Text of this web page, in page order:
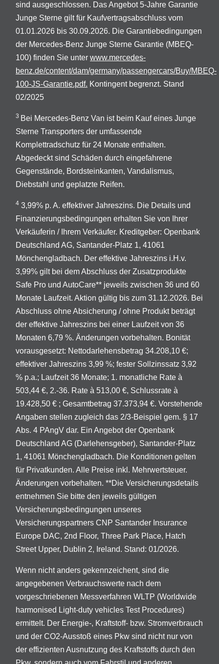
sind ausgeschlossen. Das Angebot 5-Jahre Garantie
Junge Sterne gilt für Kaufvertragsabschluss vom
01.01.2026 bis 30.09.2026. Die Garantiebedingungen
der Mercedes-Benz Junge Sterne Garantie (MBEQ-
100) finden Sie unter www.mercedes-
benz.de/content/dam/germany/passengercars/Buy/MBEQ-
100-JS-Garantie.pdf. Kontingent begrenzt. Stand
02/2025
3 Bei Mercedes-Benz Van ist beim Kauf eines Junge
Sterne Transporters der umfassende
Komplettradschutz für 24 Monate enthalten.
Abgedeckt sind Schäden durch eingefahrene
Gegenstände, Bordsteinkanten, Vandalismus,
Diebstahl und geplatzte Reifen.
4 3,99% p. A. effektiver Jahreszins. Die Details und
Finanzierungsbedingungen erhalten Sie von Ihrer
Verkäuferin / Ihrem Verkäufer. Kreditgeber: Openbank
Deutschland AG, Santander-Platz 1, 41061
Mönchengladbach. Der effektive Jahreszins i.H.v.
3,99% gilt bei dem Abschluss der Zusatzprodukte
Safe Pro und AutoCare** jeweils zwischen 36 und 60
Monate Laufzeit. Aktion gültig bis zum 31.12.2026. Bei
Abschluss ohne Absicherung / ohne Produkt beträgt
der effektive Jahreszins bei einer Laufzeit von 36
Monaten 6,79 %. Änderungen vorbehalten. Bonität
vorausgesetzt: Nettodarlehensbetrag 34.208,10 €;
effektiver Jahreszins 3,99 %; fester Sollzinssatz 3,92
% p.a.; Laufzeit 36 Monate; 1. monatliche Rate à
503,44 €, 2.-36. Rate à 513,00 €, Schlussrate à
19.428,50 € ; Gesamtbetrag 37.373,94 €. Vorstehende
Angaben stellen zugleich das 2/3-Beispiel gem. § 17
Abs. 4 PAngV dar. Ein Angebot der Openbank
Deutschland AG (Darlehensgeber), Santander-Platz
1, 41061 Mönchengladbach. Die Konditionen gelten
für Privatkunden. Alle Preise inkl. Mehrwertsteuer.
Änderungen vorbehalten. **Die Versicherungsdetails
entnehmen Sie bitte den jeweils gültigen
Versicherungsbedingungen unseres
Versicherungspartners CNP Santander Insurance
Europe DAC, 2nd Floor, Three Park Place, Hatch
Street Upper, Dublin 2, Ireland. Stand: 01/2026.
Wenn nicht anders gekennzeichent, sind die
angegebenen Verbrauchswerte nach dem
vorgeschriebenen Messverfahren WLTP (Worldwide
harmonised Light-duty vehicles Test Procedures)
ermittelt. Der Energie-, Kraftstoff- bzw. Stromverbrauch
und der CO2-Ausstoß eines Pkw sind nicht nur von
der effizienten Ausnutzung des Kraftstoffs durch den